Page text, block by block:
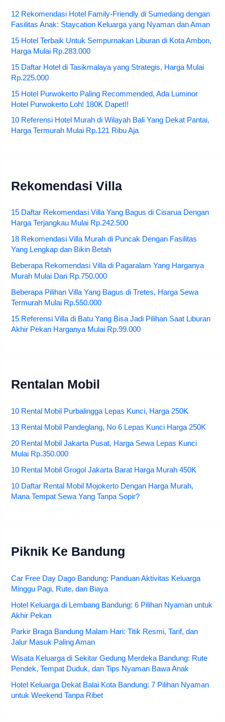
12 Rekomendasi Hotel Family-Friendly di Sumedang dengan
Fasilitas Anak: Staycation Keluarga yang Nyaman dan Aman
15 Hotel Terbaik Untuk Sempurnakan Liburan di Kota Ambon,
Harga Mulai Rp.283.000
15 Daftar Hotel di Tasikmalaya yang Strategis, Harga Mulai
Rp.225.000
15 Hotel Purwokerto Paling Recommended, Ada Luminor
Hotel Purwokerto Loh! 180K Dapet!!
10 Referensi Hotel Murah di Wilayah Bali Yang Dekat Pantai,
Harga Termurah Mulai Rp.121 Ribu Aja
Rekomendasi Villa
15 Daftar Rekomendasi Villa Yang Bagus di Cisarua Dengan
Harga Terjangkau Mulai Rp.242.500
18 Rekomendasi Villa Murah di Puncak Dengan Fasilitas
Yang Lengkap dan Bikin Betah
Beberapa Rekomendasi Villa di Pagaralam Yang Harganya
Murah Mulai Dari Rp.750.000
Beberapa Pilihan Villa Yang Bagus di Tretes, Harga Sewa
Termurah Mulai Rp.550.000
15 Referensi Villa di Batu Yang Bisa Jadi Pilihan Saat Liburan
Akhir Pekan Harganya Mulai Rp.99.000
Rentalan Mobil
10 Rental Mobil Purbalingga Lepas Kunci, Harga 250K
13 Rental Mobil Pandeglang, No 6 Lepas Kunci Harga 250K
20 Rental Mobil Jakarta Pusat, Harga Sewa Lepas Kunci
Mulai Rp.350.000
10 Rental Mobil Grogol Jakarta Barat Harga Murah 450K
10 Daftar Rental Mobil Mojokerto Dengan Harga Murah,
Mana Tempat Sewa Yang Tanpa Sopir?
Piknik Ke Bandung
Car Free Day Dago Bandung: Panduan Aktivitas Keluarga
Minggu Pagi, Rute, dan Biaya
Hotel Keluarga di Lembang Bandung: 6 Pilihan Nyaman untuk
Akhir Pekan
Parkir Braga Bandung Malam Hari: Titik Resmi, Tarif, dan
Jalur Masuk Paling Aman
Wisata Keluarga di Sekitar Gedung Merdeka Bandung: Rute
Pendek, Tempat Duduk, dan Tips Nyaman Bawa Anak
Hotel Keluarga Dekat Balai Kota Bandung: 7 Pilihan Nyaman
untuk Weekend Tanpa Ribet